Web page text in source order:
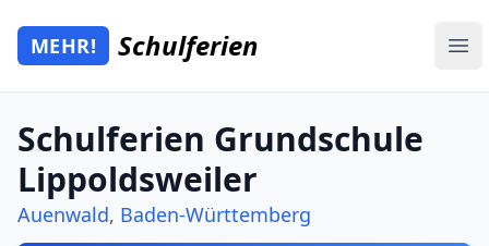
Zum Hauptinhalt springen
Mehr Schulferien
MEHR! Schulferien
Schulferien Grundschule
Lippoldsweiler
Auenwald, Baden-Württemberg